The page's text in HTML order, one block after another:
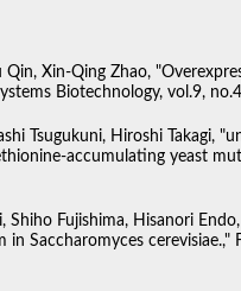
Xin-Qing Zhao,
Biotechnology, vol.9,
Tsugukuni, Hiroshi Takagi,
accumulating yeast
Fujishima, Hisanori
Saccharomyces cerevisiae.,"